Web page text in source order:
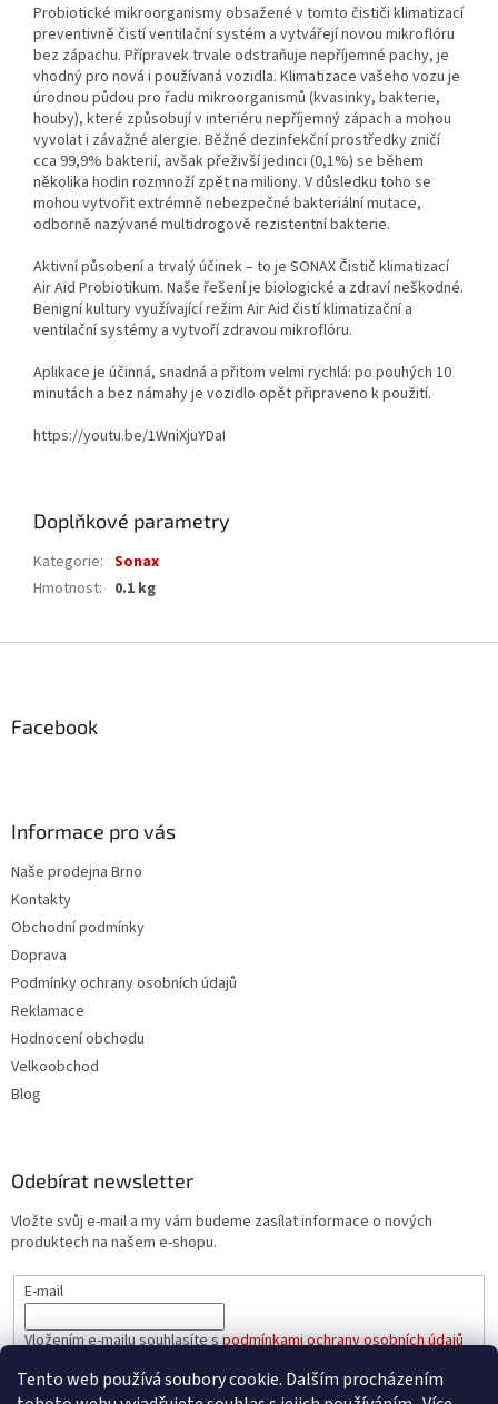
Tento web používá soubory cookie. Dalším procházením
Probiotické mikroorganismy obsažené v tomto čističi klimatizací
preventivně čistí ventilační systém a vytvářejí novou mikroflóru
bez zápachu. Přípravek trvale odstraňuje nepříjemné pachy, je
vhodný pro nová i používaná vozidla. Klimatizace vašeho vozu je
úrodnou půdou pro řadu mikroorganismů (kvasinky, bakterie,
houby), které způsobují v interiéru nepříjemný zápach a mohou
vyvolat i závažné alergie. Běžné dezinfekční prostředky zničí
cca 99,9% bakterií, avšak přeživší jedinci (0,1%) se během
několika hodin rozmnoží zpět na miliony. V důsledku toho se
mohou vytvořit extrémně nebezpečné bakteriální mutace,
odborně nazývané multidrogově rezistentní bakterie.
Aktivní působení a trvalý účinek – to je SONAX Čistič klimatizací
Air Aid Probiotikum. Naše řešení je biologické a zdraví neškodné.
Benigní kultury využívající režim Air Aid čistí klimatizační a
ventilační systémy a vytvoří zdravou mikroflóru.
Aplikace je účinná, snadná a přitom velmi rychlá: po pouhých 10
minutách a bez námahy je vozidlo opět připraveno k použití.
https://youtu.be/1WniXjuYDaI
Doplňkové parametry
Kategorie: Sonax
Hmotnost: 0.1 kg
Facebook
Informace pro vás
Naše prodejna Brno
Kontakty
Obchodní podmínky
Doprava
Podmínky ochrany osobních údajů
Reklamace
Hodnocení obchodu
Velkoobchod
Blog
Odebírat newsletter
Vložte svůj e-mail a my vám budeme zasílat informace o nových
produktech na našem e-shopu.
E-mail
Vložením e-mailu souhlasíte spodmínkami ochrany osobních údajů
PŘIHLÁSIT SE